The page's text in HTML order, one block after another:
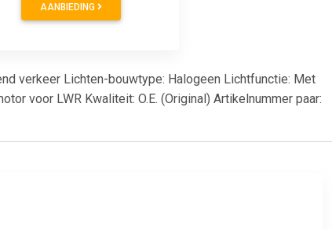
AANBIEDING
verkeer Lichten-bouwtype: Halogeen Lichtfunctie: Met
voor LWR Kwaliteit: O.E. (Original) Artikelnummer paar: